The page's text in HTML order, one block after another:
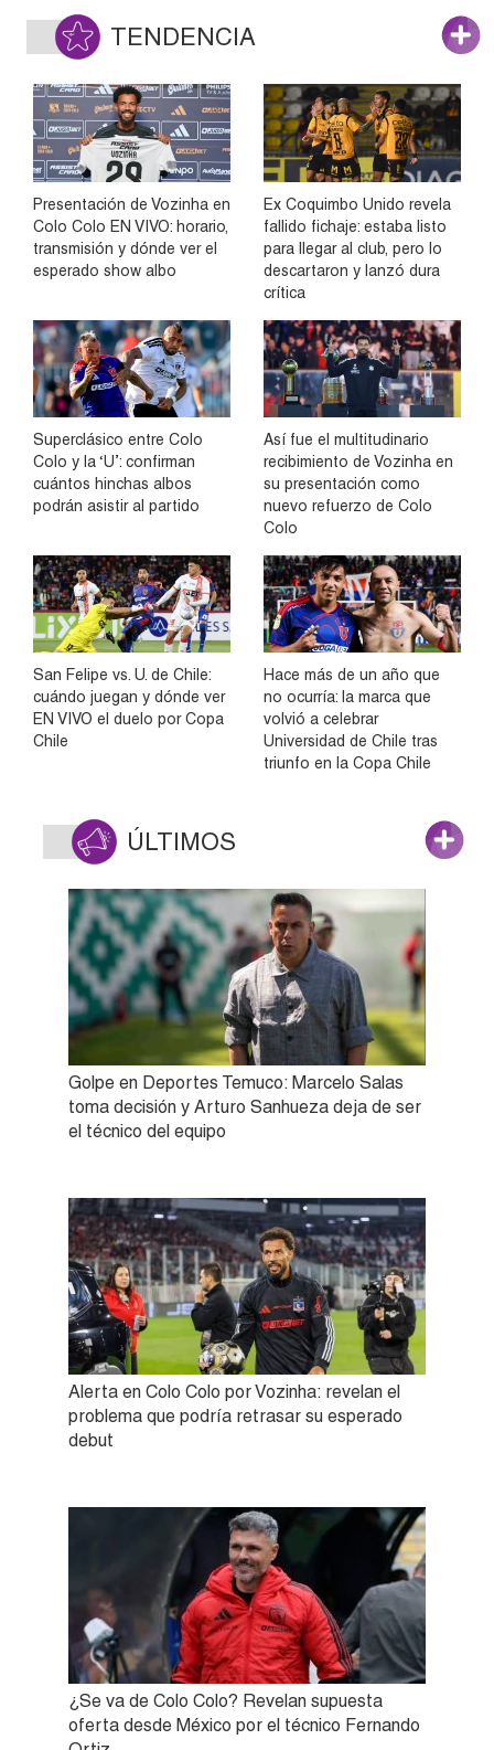
TENDENCIA
Presentación de Vozinha en
Colo Colo EN VIVO: horario,
transmisión y dónde ver el
esperado show albo
Ex Coquimbo Unido revela
fallido fichaje: estaba listo
para llegar al club, pero lo
descartaron y lanzó dura
crítica
Superclásico entre Colo
Colo y la ‘U’: confirman
cuántos hinchas albos
podrán asistir al partido
Así fue el multitudinario
recibimiento de Vozinha en
su presentación como
nuevo refuerzo de Colo
Colo
San Felipe vs. U. de Chile:
cuándo juegan y dónde ver
EN VIVO el duelo por Copa
Chile
Hace más de un año que
no ocurría: la marca que
volvió a celebrar
Universidad de Chile tras
triunfo en la Copa Chile
ÚLTIMOS
Golpe en Deportes Temuco: Marcelo Salas
toma decisión y Arturo Sanhueza deja de ser
el técnico del equipo
Alerta en Colo Colo por Vozinha: revelan el
problema que podría retrasar su esperado
debut
¿Se va de Colo Colo? Revelan supuesta
oferta desde México por el técnico Fernando